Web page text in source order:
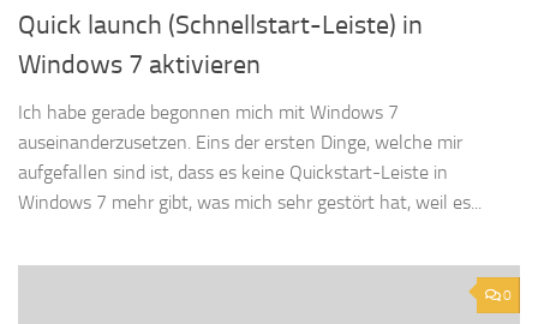
Quick launch (Schnellstart-Leiste) in
Windows 7 aktivieren
Ich habe gerade begonnen mich mit Windows 7
auseinanderzusetzen. Eins der ersten Dinge, welche mir
aufgefallen sind ist, dass es keine Quickstart-Leiste in
Windows 7 mehr gibt, was mich sehr gestört hat, weil es...
0